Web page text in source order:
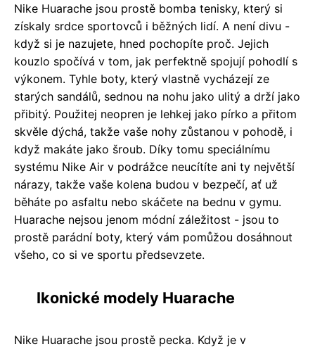
Nike Huarache jsou prostě bomba tenisky, který si
získaly srdce sportovců i běžných lidí. A není divu -
když si je nazujete, hned pochopíte proč. Jejich
kouzlo spočívá v tom, jak perfektně spojují pohodlí s
výkonem. Tyhle boty, který vlastně vycházejí ze
starých sandálů, sednou na nohu jako ulitý a drží jako
přibitý. Použitej neopren je lehkej jako pírko a přitom
skvěle dýchá, takže vaše nohy zůstanou v pohodě, i
když makáte jako šroub. Díky tomu speciálnímu
systému Nike Air v podrážce neucítíte ani ty největší
nárazy, takže vaše kolena budou v bezpečí, ať už
běháte po asfaltu nebo skáčete na bednu v gymu.
Huarache nejsou jenom módní záležitost - jsou to
prostě parádní boty, který vám pomůžou dosáhnout
všeho, co si ve sportu předsevzete.
Ikonické modely Huarache
Nike Huarache jsou prostě pecka. Když je v